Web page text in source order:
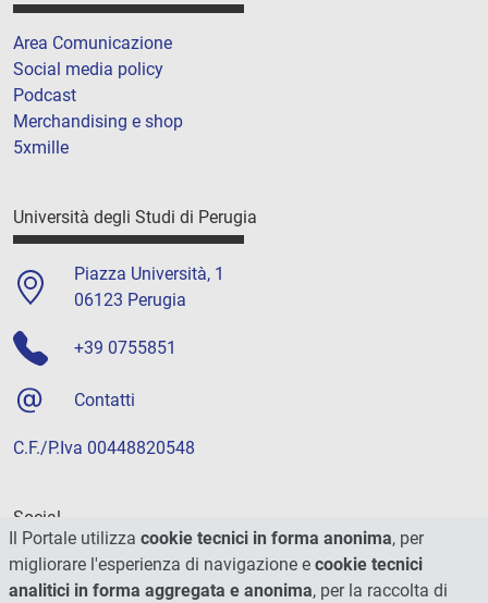
Area Comunicazione
Social media policy
Podcast
Merchandising e shop
5xmille
Università degli Studi di Perugia
Piazza Università, 1
06123 Perugia
+39 0755851
Contatti
C.F./P.Iva 00448820548
Social
Il Portale utilizza cookie tecnici in forma anonima, per
migliorare l'esperienza di navigazione e cookie tecnici
analitici in forma aggregata e anonima, per la raccolta di